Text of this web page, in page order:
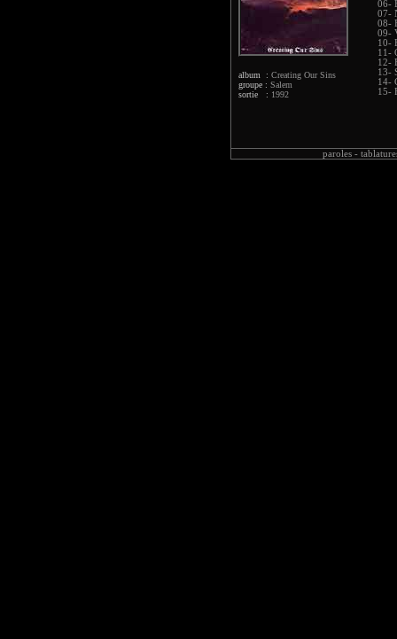
album : Creating Our Sins
groupe : Salem
sortie : 1992
06-
07-
08-
09-
10-
11-
12-
13-
14-
15-
paroles -